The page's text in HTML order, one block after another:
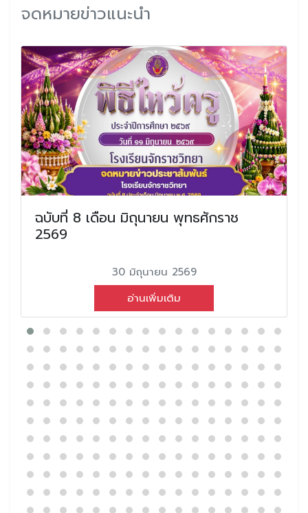
จดหมายข่าวแนะนำ
ฉบับที่ 8 เดือน มิถุนายน พุทธศักราช
2569
30 มิถุนายน 2569
อ่านเพิ่มเติม